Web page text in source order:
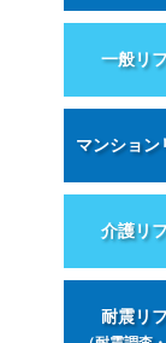
一般リ
マンション
介護リ
耐震リ